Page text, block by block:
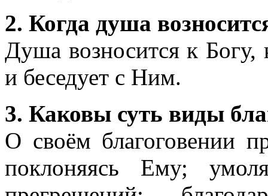
2. Когда душа
Душа возносится к
и беседует с Ним.
3. Каковы суть виды
О своём благоговении
поклоняясь Ему;